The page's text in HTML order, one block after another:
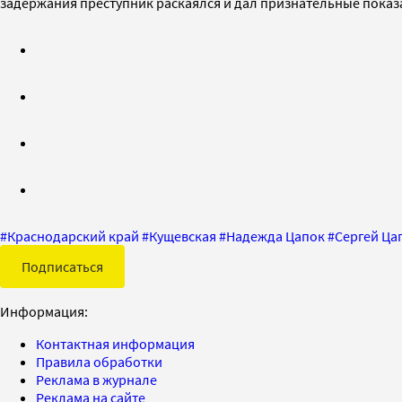
#Краснодарский край #Кущевская #Надежда Цапок#Сергей
Подписаться
Информация:
Контактная информация
Правила обработки
Реклама в журнале
Реклама на сайте